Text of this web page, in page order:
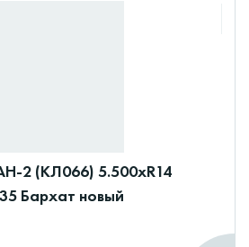
2 (КЛ066) 5.500xR14
Бархат новый